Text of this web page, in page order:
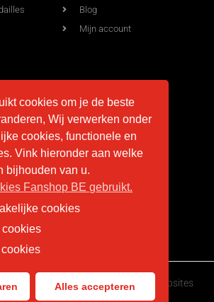
Blog
Mijn account
Contact
info@fan-shop.be
BTW BE 0879.850.673
2026 | Gemaakt doorHappyWebsites
cookies om je de beste
Wij verwerken onder
cookies, functionele en
Vink hieronder aan welke
bijhouden van u.
Fanshop BE gebruikt.
cookiescookies
cookies
Alles accepteren